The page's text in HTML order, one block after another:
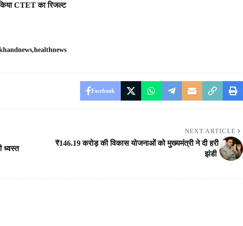
CTET का रिजल्ट
healthnews
Facebook
ध्वस्त
NEXT ARTICLE
₹146.19 करोड़ की विकास योजनाओं को मुख्यमंत्री ने दी हरी
झंडी